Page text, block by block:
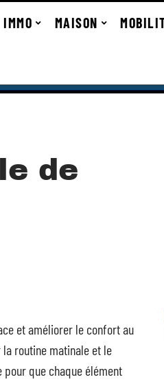
IMMO MAISON
de
et améliorer le confort au
la routine matinale et le
que chaque élément